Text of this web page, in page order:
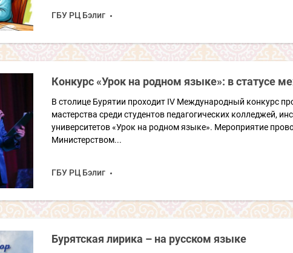
ГБУ РЦ Бэлиг
Конкурс «Урок на родном языке»: в статусе
В столице Бурятии проходит IV Международный конкурс
мастерства среди студентов педагогических колледжей,
университетов «Урок на родном языке». Мероприятие
Министерством...
ГБУ РЦ Бэлиг
Бурятская лирика – на русском языке